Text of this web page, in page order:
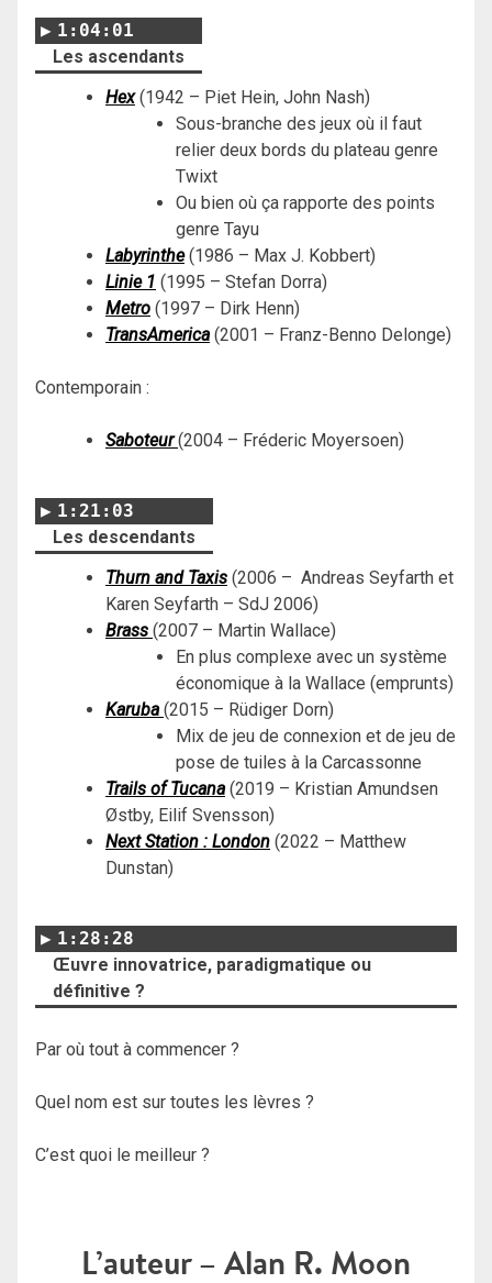
1:04:01
Les ascendants
Hex(1942 – Piet Hein, John Nash)
Sous-branche des jeux où il faut
relier deux bords du plateau genre
Twixt
Ou bien où ça rapporte des points
genre Tayu
Labyrinthe(1986 – Max J. Kobbert)
Linie 1 (1995 – Stefan Dorra)
Metro (1997 – Dirk Henn)
TransAmerica(2001 – Franz-Benno Delonge)
Contemporain :
Saboteur (2004 – Fréderic Moyersoen)
1:21:03
Les descendants
Thurn and Taxis (2006 – Andreas Seyfarth et
Karen Seyfarth – SdJ 2006)
Brass (2007 – Martin Wallace)
En plus complexe avec un système
économique à la Wallace (emprunts)
Karuba(2015 – Rüdiger Dorn)
Mix de jeu de connexion et de jeu de
pose de tuiles à la Carcassonne
Trails of Tucana (2019 – Kristian Amundsen
Østby, Eilif Svensson)
Next Station : London (2022 – Matthew
Dunstan)
1:28:28
Œuvre innovatrice, paradigmatique ou
définitive ?
Par où tout à commencer ?
Quel nom est sur toutes les lèvres ?
C’est quoi le meilleur ?
L’auteur – Alan R. Moon